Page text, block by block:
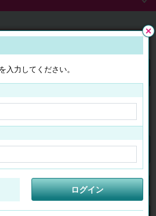
ログイン
マイページ
検索
入力してください。
ログイン